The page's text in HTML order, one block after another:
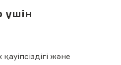
үшін
және